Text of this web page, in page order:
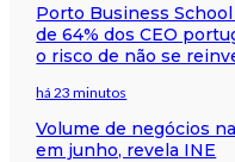
Porto Business
de 64% dos CEO
o risco de não se
há 23 minutos
Volume de negócios
em junho, revela INE